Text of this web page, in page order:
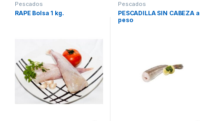
Pescados
RAPE Bolsa 1 kg.
Pescados
PESCADILLA SIN CABEZA a
peso